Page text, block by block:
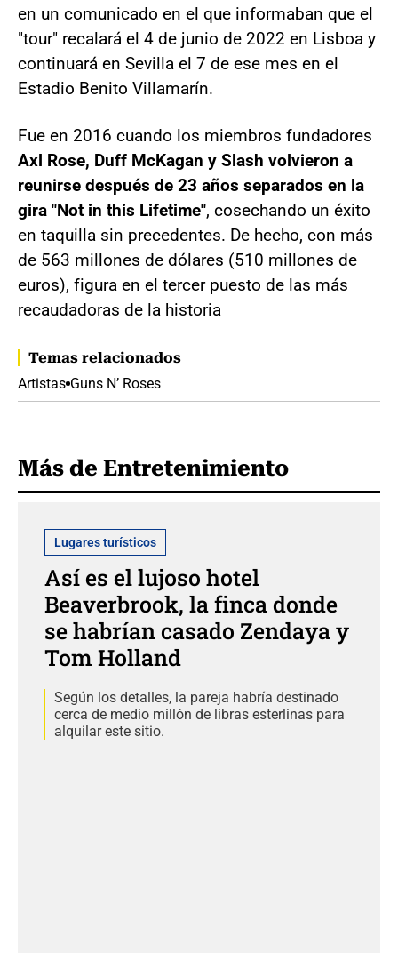
en un comunicado en el que informaban que el
"tour" recalará el 4 de junio de 2022 en Lisboa y
continuará en Sevilla el 7 de ese mes en el
Estadio Benito Villamarín.
Fue en 2016 cuando los miembros fundadores
Axl Rose, Duff McKagan y Slash volvieron a
reunirse después de 23 años separados en la
gira "Not in this Lifetime", cosechando un éxito
en taquilla sin precedentes. De hecho, con más
de 563 millones de dólares (510 millones de
euros), figura en el tercer puesto de las más
recaudadoras de la historia
Temas relacionados
Artistas Guns N’ Roses
Más de Entretenimiento
Lugares turísticos
Así es el lujoso hotel
Beaverbrook, la finca donde
se habrían casado Zendaya y
Tom Holland
Según los detalles, la pareja habría destinado
cerca de medio millón de libras esterlinas para
alquilar este sitio.